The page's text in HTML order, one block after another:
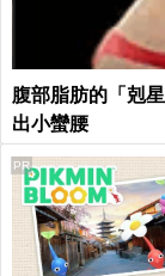
腹部脂肪的「剋
出小蠻腰
PR